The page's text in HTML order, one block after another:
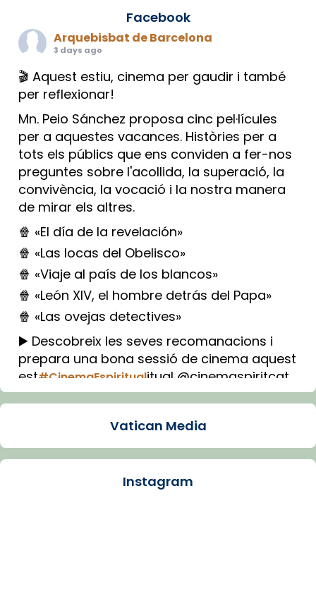
Facebook
Arquebisbat de Barcelona
3 days ago
🎬 Aquest estiu, cinema per gaudir i també
per reflexionar!
Mn. Peio Sánchez proposa cinc pel·lícules
per a aquestes vacances. Històries per a
tots els públics que ens conviden a fer-nos
preguntes sobre l'acollida, la superació, la
convivència, la vocació i la nostra manera
de mirar els altres.
🍿 «El día de la revelación»
🍿 «Las locas del Obelisco»
🍿 «Viaje al país de los blancos»
🍿 «León XIV, el hombre detrás del Papa»
🍿 «Las ovejas detectives»
▶️ Descobreix les seves recomanacions i
prepara una bona sessió de cinema aquest
est#CinemaEspiritualitual @cinemaspiritcat
Imatge: Generada amb IA (OpenAI)
Arquebisbat de Barcelona
Vatican Media
Instagram